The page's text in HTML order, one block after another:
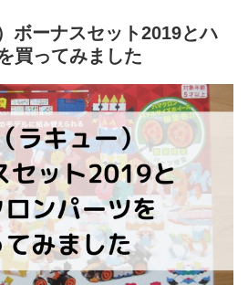
ボーナスセット2019とハ
買ってみました